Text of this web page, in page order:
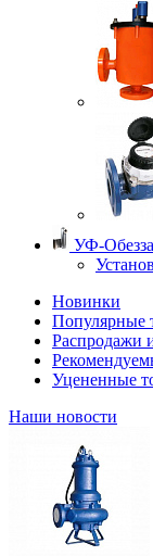
УФ-
Новинки
Популярные
Распродажи
Уцененные
Наши новости